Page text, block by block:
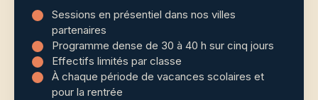
Sessions en présentiel dans nos villes
partenaires
Programme dense de 30 à 40 h sur cinq jours
Effectifs limités par classe
À chaque période de vacances scolaires et
pour la rentrée